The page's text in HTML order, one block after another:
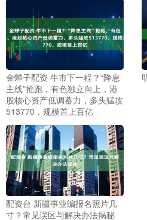
金蝉子配资 牛市下一程？“降息
主线”抢跑，有色独立向上，港
股核心资产低调蓄力，多头猛攻
513770，规模首上百亿
配资台 新疆事业编报名照片几
寸？常见误区与解决办法揭秘